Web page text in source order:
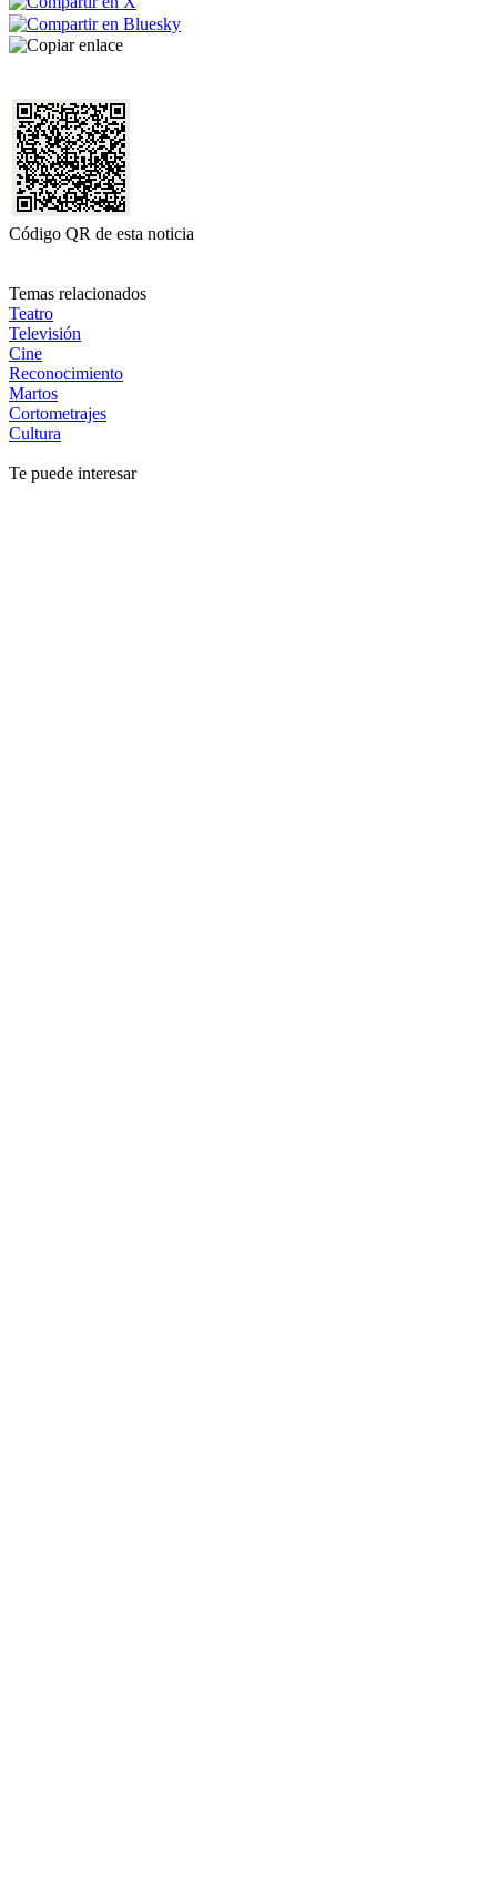
Código QR de esta noticia
Temas relacionados
Teatro
Televisión
Cine
Reconocimiento
Martos
Cortometrajes
Cultura
Te puede interesar